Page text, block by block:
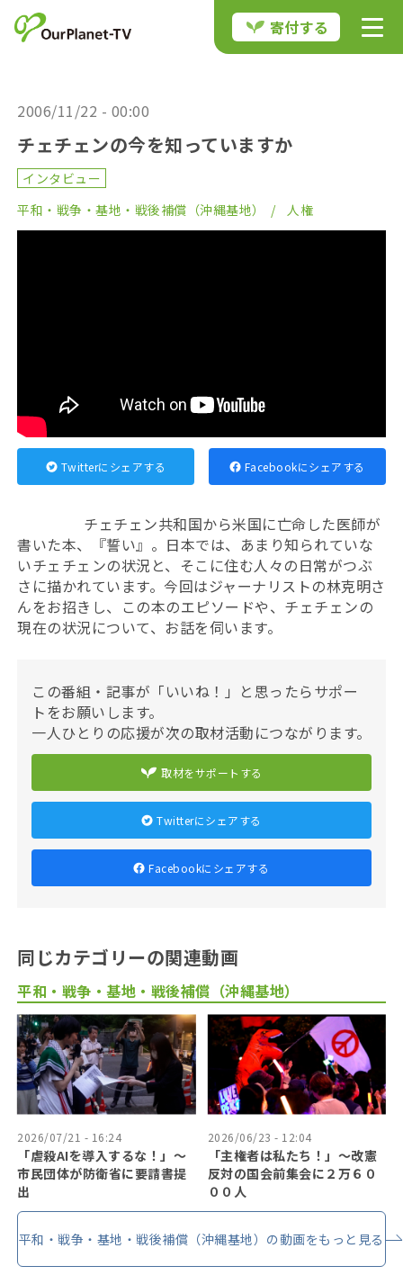
寄付する
2006/11/22 - 00:00
チェチェンの今を知っていますか
インタビュー
平和・戦争・基地・戦後補償（沖縄基地）
人権
Twitterにシェアする Facebookにシェアする
チェチェン共和国から米国に亡命した医師が
書いた本、『誓い』。日本では、あまり知られていな
いチェチェンの状況と、そこに住む人々の日常がつぶ
さに描かれています。今回はジャーナリストの林克明さ
んをお招きし、この本のエピソードや、チェチェンの
現在の状況について、お話を伺います。
この番組・記事が「いいね！」と思ったらサポー
トをお願いします。
一人ひとりの応援が次の取材活動につながります。
取材をサポートする
Twitterにシェアする
Facebookにシェアする
同じカテゴリーの関連動画
平和・戦争・基地・戦後補償（沖縄基地）
2026/07/21 - 16:24
「虐殺AIを導入するな！」〜
市民団体が防衛省に要請書提
出
2026/06/23 - 12:04
「主権者は私たち！」〜改憲
反対の国会前集会に２万６０
００人
平和・戦争・基地・戦後補償（沖縄基地）の動画をもっと見る